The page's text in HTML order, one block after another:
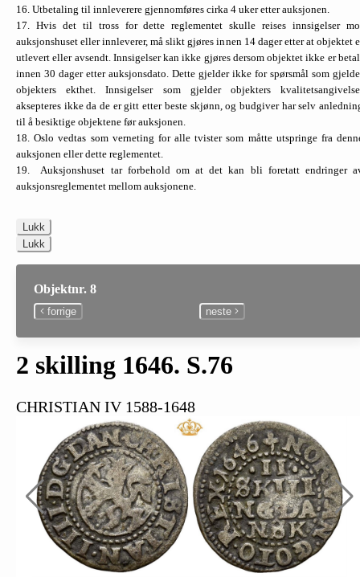
16. Utbetaling til innleverere gjennomføres cirka 4 uker etter auksjonen.
17. Hvis det til tross for dette reglementet skulle reises inn­sigelser
auksjonshuset eller innleverer, må slikt gjøres innen 14 dager etter at objektet
utlevert eller avsendt. Innsigelser kan ikke gjøres dersom objektet ikke er
innen 30 dager etter auksjonsdato. Dette gjelder ikke for spørsmål som
objekters ekthet. Innsigelser som gjelder objekters
aksepteres ikke da de er gitt etter beste skjønn, og budgiver har selv
til å besiktige objektene før auksjonen.
18. Oslo vedtas som verneting for alle tvister som måtte utspringe fra
auksjonen eller dette reglementet.
19. Auksjonshuset tar forbehold om at det kan bli foretatt endringer
auksjonsreglementet mellom auksjonene.
Lukk
Lukk
Objektnr. 8
forrige neste
2 skilling 1646. S.76
CHRISTIAN IV 1588-1648